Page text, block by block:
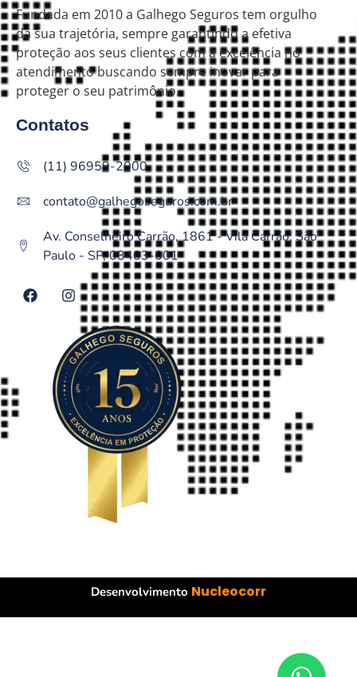
Fundada em 2010 a Galhego Seguros tem orgulho
da sua trajetória, sempre garantindo a efetiva
proteção aos seus clientes com a excelência no
atendimento buscando sempre inovar para
proteger o seu patrimônio.
Contatos
(11) 96959-2000
contato@galhegoseguros.com.br
Av. Conselheiro Carrão, 1861 - Vila Carrão, São
Paulo - SP, 03403-001
Desenvolvimento Nucleocorr